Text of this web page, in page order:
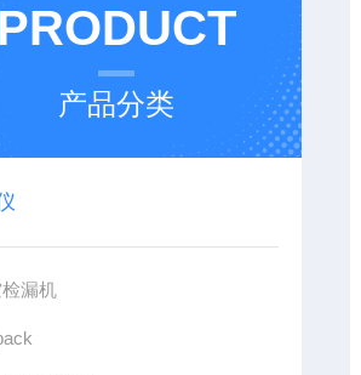
PRODUCT
产品分类
漏机